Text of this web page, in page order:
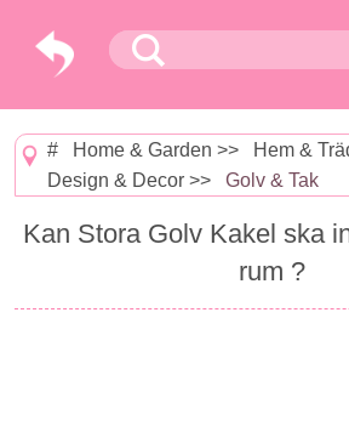
# Home & Garden >> Hem &
Design & Decor >> Golv & Tak
Kan Stora Golv Kakel ska
rum ?